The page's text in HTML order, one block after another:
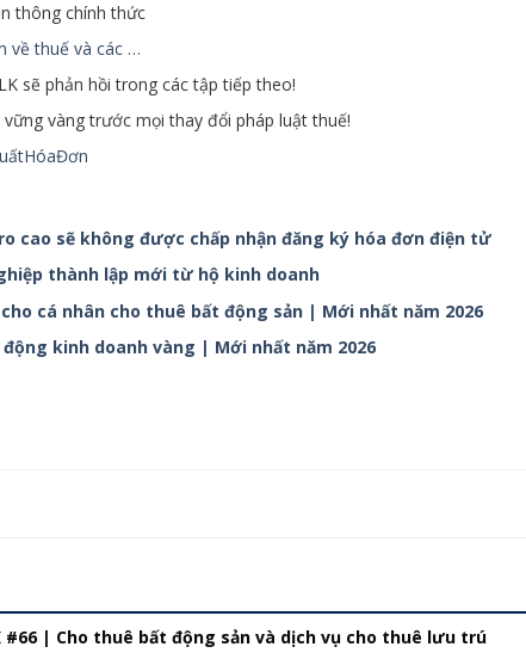
thông chính thức
về thuế và các …
sẽ phản hồi trong các tập tiếp theo!
vàng trước mọi thay đổi pháp luật thuế!
cao sẽ không được chấp nhận đăng ký hóa đơn điện tử
thành lập mới từ hộ kinh doanh
cá nhân cho thuê bất động sản | Mới nhất năm 2026
kinh doanh vàng | Mới nhất năm 2026
#66 | Cho thuê bất động sản và dịch vụ cho thuê lưu trú